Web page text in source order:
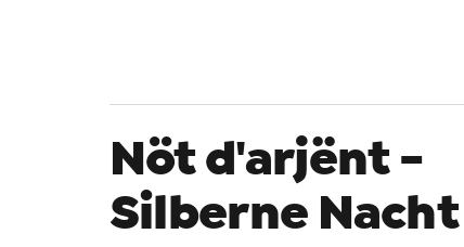
Nöt d'arjënt -
Silberne Nacht